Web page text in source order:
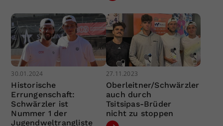
30.01.2024
Historische
Errungenschaft:
Schwärzler ist
Nummer 1 der
Jugendweltrangliste
27.11.2023
Oberleitner/Schwärzler
auch durch
Tsitsipas-Brüder
nicht zu stoppen